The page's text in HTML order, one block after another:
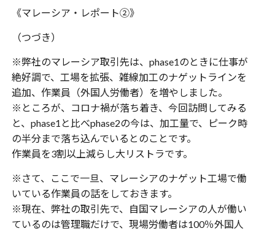
《マレーシア・レポート②》
（つづき）
※弊社のマレーシア取引先は、phase1のときに仕事が
絶好調で、工場を拡張、雑線加工のナゲットラインを
追加、作業員（外国人労働者）を増やしました。
※ところが、コロナ禍が落ち着き、今回訪問してみる
と、phase1と比べphase2の今は、加工量で、ピーク時
の半分まで落ち込んでいるとのことです。
作業員を3割以上減らし大リストラです。
※さて、ここで一旦、マレーシアのナゲット工場で働
いている作業員の話をしておきます。
※現在、弊社の取引先で、自国マレーシアの人が働い
ているのは管理職だけで、現場労働者は100％外国人